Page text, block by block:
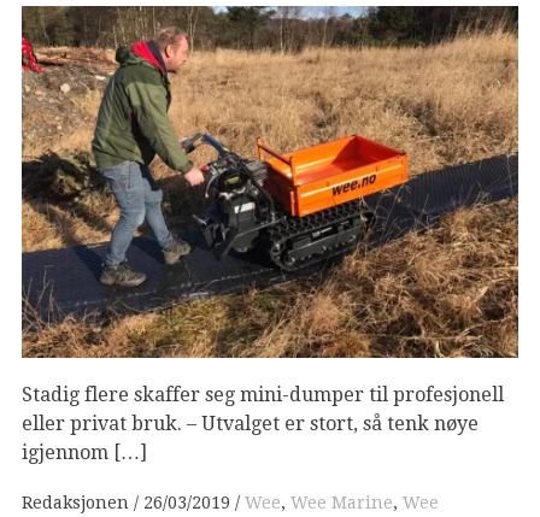
Stadig flere skaffer seg mini-dumper til profesjonell
eller privat bruk. – Utvalget er stort, så tenk nøye
igjennom […]
Redaksjonen 26/03/2019 Wee, Wee Marine, Wee